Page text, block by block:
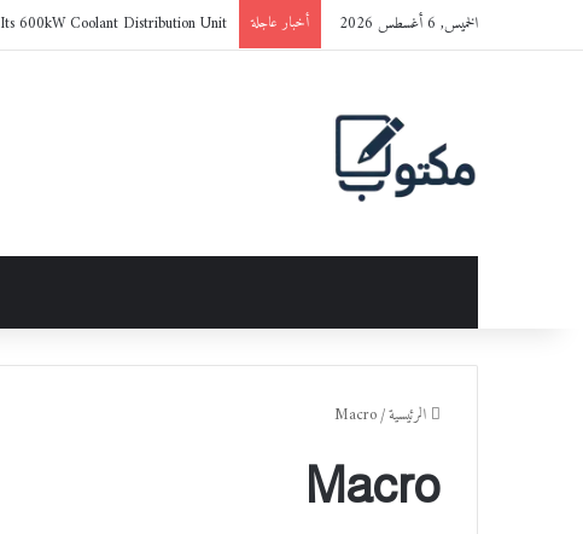
الخميس, 6 أغسطس 2026 أخبار عاجلة 600kW Coolant Distribution Unit
الرئيسية/
Macro
Macro